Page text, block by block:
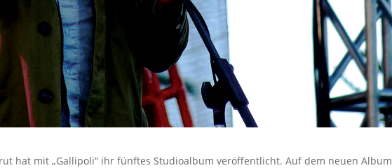
hat mit „Gallipoli“ ihr fünftes Studioalbum veröffentlicht. Auf dem neuen Album